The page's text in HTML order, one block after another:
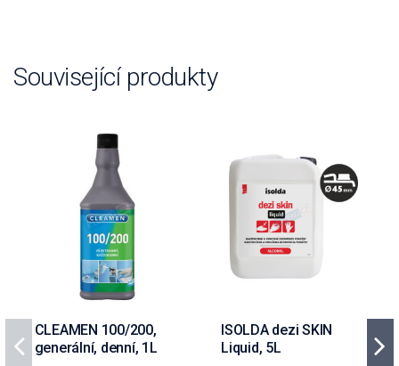
Související produkty
CLEAMEN 100/200,
generální, denní, 1L
ISOLDA dezi SKIN
Liquid, 5L